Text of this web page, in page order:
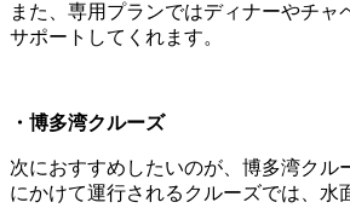
また、専用プランではディナーやチャ
サポートしてくれます。
・博多湾クルーズ
次におすすめしたいのが、博多湾クル
にかけて運行されるクルーズでは、水